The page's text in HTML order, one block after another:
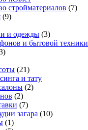
стройматериалов (7)
(9)
и одежды (3)
и бытовой техники
(21)
и тату
(2)
(2)
(7)
загара (10)
(1)